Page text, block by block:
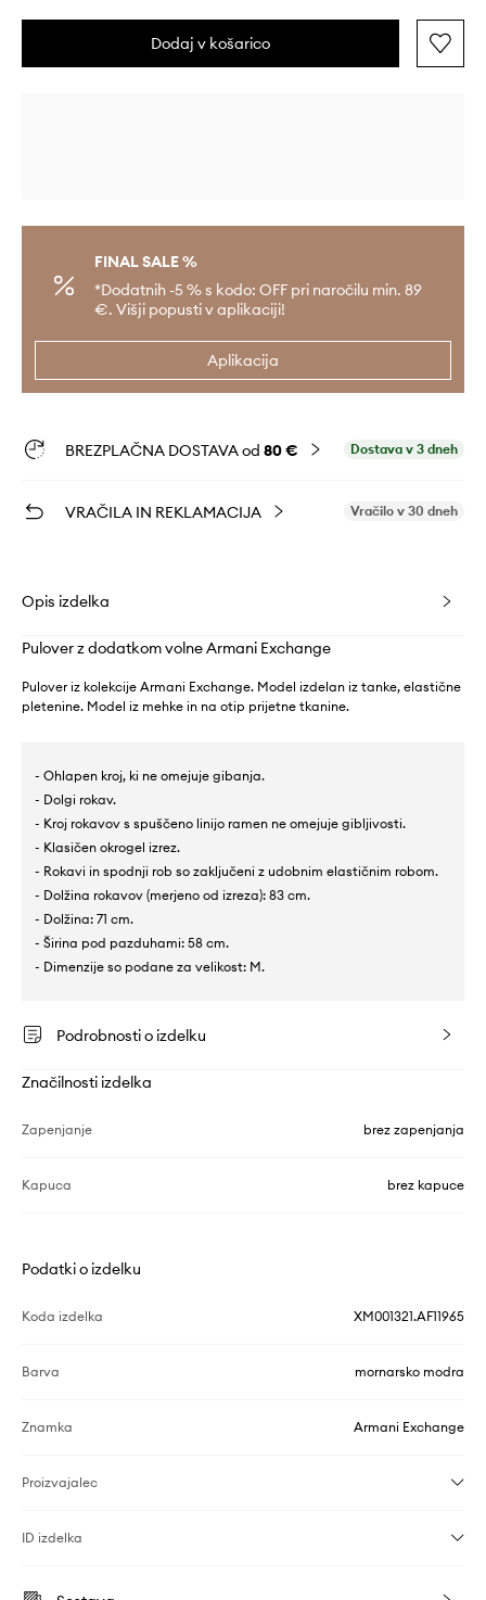
Dodaj v košarico
FINAL SALE %
*Dodatnih -5 % s kodo: OFF pri naročilu min. 89
€. Višji popusti v aplikaciji!
Aplikacija
BREZPLAČNA DOSTAVA od 80 € Dostava v 3 dneh
VRAČILA IN REKLAMACIJA Vračilo v 30 dneh
Opis izdelka
Pulover z dodatkom volne Armani Exchange
Pulover iz kolekcije Armani Exchange. Model izdelan iz tanke, elastične
pletenine. Model iz mehke in na otip prijetne tkanine.
- Ohlapen kroj, ki ne omejuje gibanja.
- Dolgi rokav.
- Kroj rokavov s spuščeno linijo ramen ne omejuje gibljivosti.
- Klasičen okrogel izrez.
- Rokavi in spodnji rob so zaključeni z udobnim elastičnim robom.
- Dolžina rokavov (merjeno od izreza): 83 cm.
- Dolžina: 71 cm.
- Širina pod pazduhami: 58 cm.
- Dimenzije so podane za velikost: M.
Podrobnosti o izdelku
Značilnosti izdelka
Zapenjanje brez zapenjanja
Kapuca brez kapuce
Podatki o izdelku
Koda izdelka XM001321.AF11965
Barva mornarsko modra
Znamka Armani Exchange
Proizvajalec
ID izdelka